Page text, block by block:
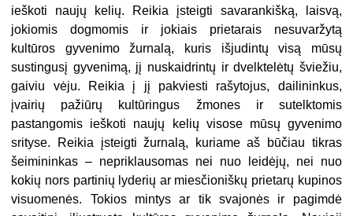
ieškoti naujų kelių. Reikia įsteigti savarankišką, laisvą,
jokiomis dogmomis ir jokiais prietarais nesuvaržytą
kultūros gyvenimo žurnalą, kuris išjudintų visą mūsų
sustingusį gyvenimą, jį nuskaidrintų ir dvelktelėtų šviežiu,
gaiviu vėju. Reikia į jį pakviesti rašytojus, dailininkus,
įvairių pažiūrų kultūringus žmones ir sutelktomis
pastangomis ieškoti naujų kelių visose mūsų gyvenimo
srityse. Reikia įsteigti žurnalą, kuriame aš būčiau tikras
šeimininkas – nepriklausomas nei nuo leidėjų, nei nuo
kokių nors partinių lyderių ar miesčioniškų prietarų kupinos
visuomenės. Tokios mintys ar tik svajonės ir pagimdė